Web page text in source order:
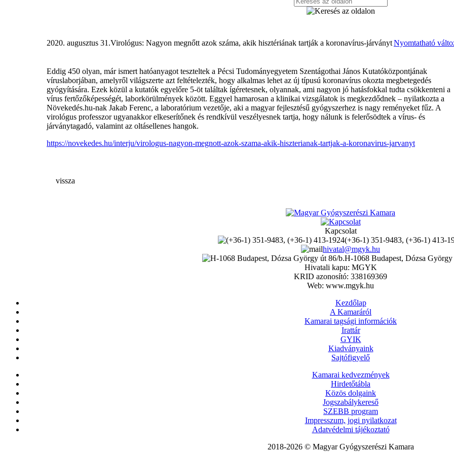
Nyomtatható
2020. augusztus 31.Virológus: Nagyon megnőtt azok száma, akik hisztériának tartják a koronavírus-járványt
Eddig 450 olyan, már ismert hatóanyagot teszteltek a Pécsi Tudományegyetem Szentágothai János Kutatóközpontjának
víruslaborjában, amelyről világszerte azt feltételezték, hogy alkalmas lehet az új típusú koronavírus okozta megbetegedés
gyógyítására. Ezek közül a kutatók egyelőre 5-öt találtak ígéretesnek, olyannak, ami nagyon jó hatásfokkal tudta csökkenteni a
vírus fertőzőképességét, laborkörülmények között. Eggyel hamarosan a klinikai vizsgálatok is megkezdődnek – nyilatkozta a
Növekedés.hu-nak Jakab Ferenc, a laboratórium vezetője, aki a magyar fejlesztésű gyógyszerhez is nagy reményeket fűz. A
virológus professzor ugyanakkor elkeserítőnek és rendkívül veszélyesnek tartja, hogy nálunk is felerősödtek a vírus- és
járványtagadó, valamint az oltásellenes hangok.
https://novekedes.hu/interju/virologus-nagyon-megnott-azok-szama-akik-hiszterianak-tartjak-a-koronavirus-jarvanyt
vissza
Kapcsolat
(+36-1) 351-9483, (+36-1) 413-
hivatal@mgyk.hu
H-1068 Budapest, Dózsa
Hivatali kapu: MGYK
KRID azonosító: 338169369
Web: www.mgyk.hu
Kezdőlap
A Kamaráról
Kamarai tagsági információk
Irattár
GYIK
Kiadványaink
Sajtófigyelő
Kamarai kedvezmények
Hirdetőtábla
Közös dolgaink
Jogszabálykereső
SZEBB program
Impresszum, jogi nyilatkozat
Adatvédelmi tájékoztató
2018-2026 © Magyar Gyógyszerészi Kamara